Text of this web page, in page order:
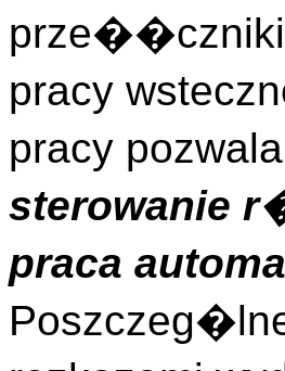
pracy
pracy
sterowanie
praca